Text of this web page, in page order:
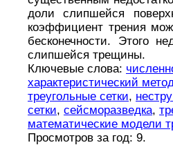
доли слипшейся
коэффициент трения
бесконечности. Этого
слипшейся трещины.
Ключевые слова:
характеристический
треугольные сетки,
сетки, сейсморазведка,
математические модели
Просмотров за год: 9.